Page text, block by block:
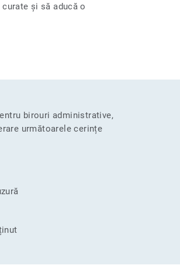
și să aducă o
birouri administrative,
următoarele cerințe